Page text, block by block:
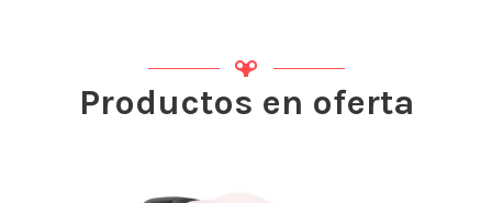
Productos en oferta